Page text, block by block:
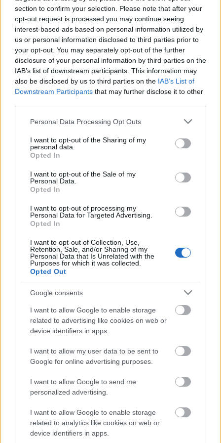
section to confirm your selection. Please note that after your
opt-out request is processed you may continue seeing
interest-based ads based on personal information utilized by
us or personal information disclosed to third parties prior to
your opt-out. You may separately opt-out of the further
disclosure of your personal information by third parties on the
IAB’s list of downstream participants. This information may
also be disclosed by us to third parties on the IAB’s List of
Downstream Participants that may further disclose it to other
Please note that this website/app uses one or more Google
not limited to your visit or usage behaviour. You may click to
grant or deny consent to Google and its third-party tags to
use your data for below specified purposes in below Google
consent section.
Personal Data Processing Opt Outs
I want to opt-out of the Sharing of my
personal data.
Opted In
I want to opt-out of the Sale of my
Personal Data.
Opted In
I want to opt-out of processing my
Personal Data for Targeted Advertising.
Opted In
I want to opt-out of Collection, Use,
Retention, Sale, and/or Sharing of my
Personal Data that Is Unrelated with the
Purposes for which it was collected.
Opted Out
Google consents
I want to allow Google to enable storage
related to advertising like cookies on web or
device identifiers in apps.
I want to allow my user data to be sent to
Google for online advertising purposes.
I want to allow Google to send me
personalized advertising.
I want to allow Google to enable storage
related to analytics like cookies on web or
device identifiers in apps.
megszabadulni. Hiszen se nevük, se valós adataik
nincsenek. Kb, senki se tudja kik ők. S ne feledjük a
nyugatról érkező videókat se… (számokkal:
https://magyart.blog.hu/2024/12/07/
Persze tudom, van a magyar nőknek egy csoportja,
akiknek mindegy csak külföldi legyen. Emlékszem
lógtak a nyakkendőn és az ingen kívül, vastag
aranyláncot viselő nyugatnémet pasasokon. Nekem
szégyen volt, hogy a lányaink, a pénz bűvöletében,
hogyan és mennyire alacsonyítják le magukat.
külföldi, elmélet mentén… Sok párkapcsolati esetet
láttam már és az egyértelműen megállapítható,
a kommunikáció.Nem ám egy más kultúrájú, más
nyelvű személlyel. PERSZE AZT ÁLLÍTJÁK EZ NEM
ZAVARÓ, SZUPER JÓL MEGÉRTIK EGYMÁST. Mégis
kevés, olyan család van ma hazánkban, ahol keleti,
vagy déli, más kultúrájú párral rendelkező él együtt
egy életen át. Tudom, mások se feltétlenül tudják ezt
produkálni. Persze, ehhez mindenhol két ember kell.
Ám az tény, azonos nyelvűeknél könnyebb a
megoldás, az együttműködés.
olyan mozdulat, amelyek visszafordíthatatlan,
eredményt hoznak, ha rosszul lépünk, akkor a
magyar társadalom, felelőtlen óvodás módon
választ.Persze, kérdés mi ezzel a bajom, hát majd
megtanulják. Igaz, csak nekem is részt kell vennem.
Miközben nekem néznem is rossz egy ilyen helyzetet.